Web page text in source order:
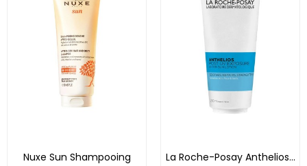
Nuxe Sun Shampooing
La Roche-Posay Anthelios...